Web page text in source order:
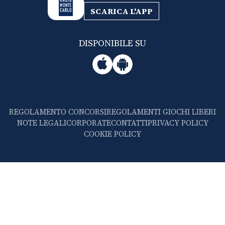
SCARICA L'APP
DISPONIBILE SU
REGOLAMENTO CONCORSIREGOLAMENTI GIOCHI LIBERI
NOTE LEGALICORPORATECONTATTIPRIVACY POLICY
COOKIE POLICY